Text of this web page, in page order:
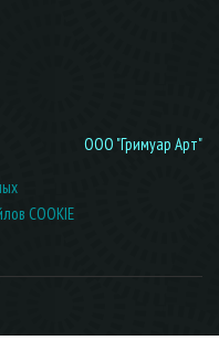
ООО "Гримуар Арт"
COOKIE